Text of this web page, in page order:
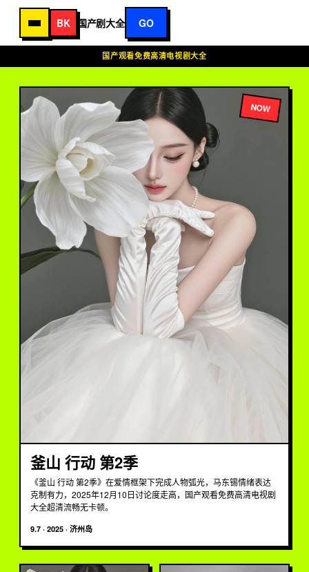
BK 国产剧大全 GO
国产观看免费高清电视剧大全
国产剧大全-国产观看免费高
NOW
釜山 行动 第2季
《釜山 行动 第2季》在爱情框架下完成人物弧光，马东锡情绪表达
克制有力，2025年12月10日讨论度走高，国产观看免费高清电视剧
大全超清流畅无卡顿。
9.7 · 2025 · 济州岛